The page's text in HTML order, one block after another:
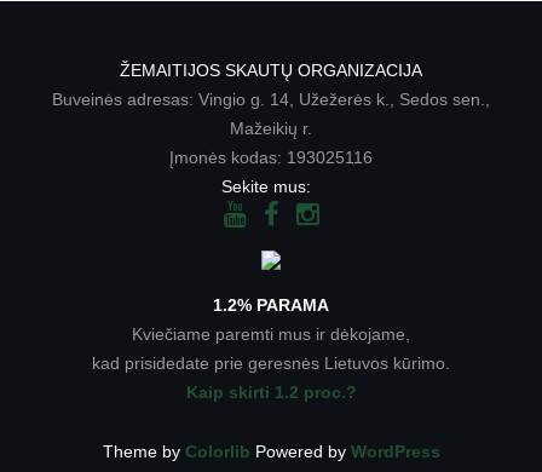
ŽEMAITIJOS SKAUTŲ ORGANIZACIJA
Buveinės adresas: Vingio g. 14, Užežerės k., Sedos sen.,
Mažeikių r.
Įmonės kodas: 193025116
Sekite mus:
1.2% PARAMA
Kviečiame paremti mus ir dėkojame,
kad prisidedate prie geresnės Lietuvos kūrimo.
Kaip skirti 1.2 proc.?
Theme by Colorlib Powered by WordPress